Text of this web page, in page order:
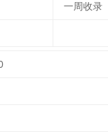
一周收录